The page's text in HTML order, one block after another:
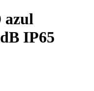
azul
IP65